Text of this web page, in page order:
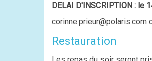
DELAI D'INSCRIPTION : le
corinne.prieur@polaris.com
Restauration